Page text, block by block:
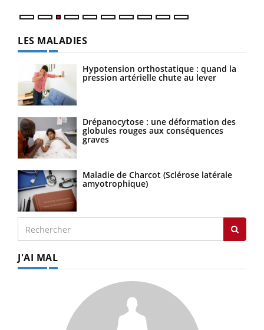
LES MALADIES
Hypotension orthostatique : quand la
pression artérielle chute au lever
Drépanocytose : une déformation des
globules rouges aux conséquences
graves
Maladie de Charcot (Sclérose latérale
amyotrophique)
J'AI MAL